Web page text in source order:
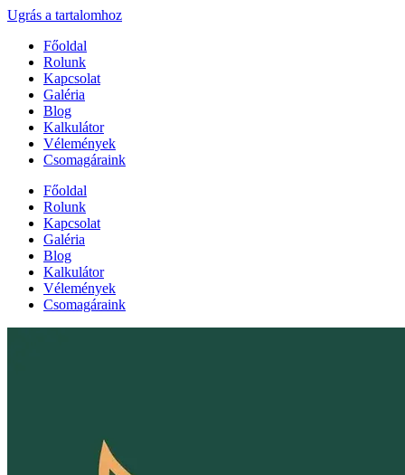
Ugrás a tartalomhoz
Főoldal
Rolunk
Kapcsolat
Galéria
Blog
Kalkulátor
Vélemények
Csomagáraink
Főoldal
Rolunk
Kapcsolat
Galéria
Blog
Kalkulátor
Vélemények
Csomagáraink